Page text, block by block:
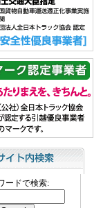
ードで検索: